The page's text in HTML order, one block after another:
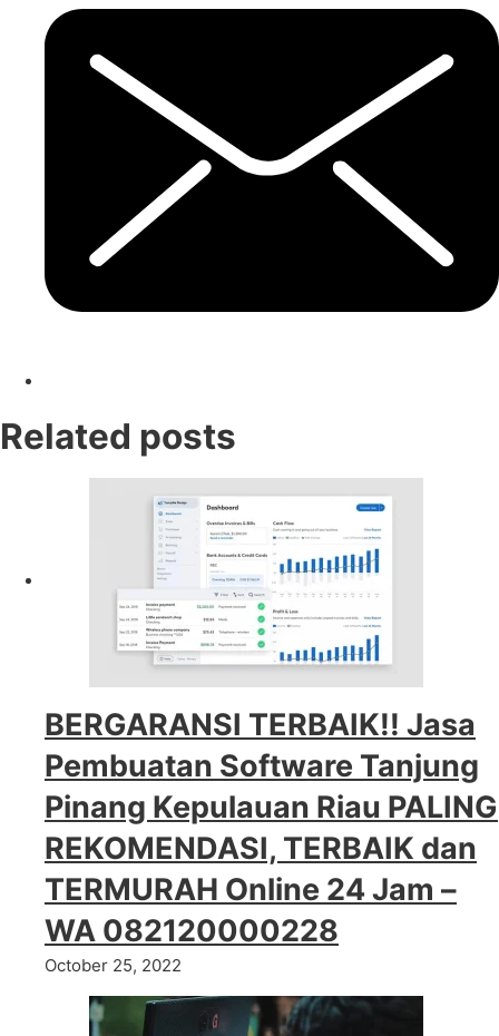
Related posts
BERGARANSI TERBAIK!! Jasa
Pembuatan Software Tanjung
Pinang Kepulauan Riau PALING
REKOMENDASI, TERBAIK dan
TERMURAH Online 24 Jam –
WA 082120000228
October 25, 2022